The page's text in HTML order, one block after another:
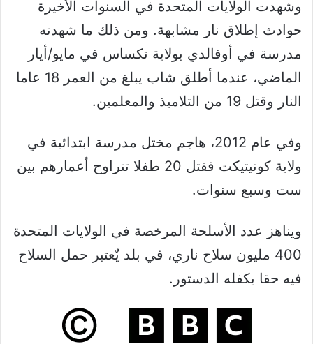
وشهدت الولايات المتحدة في السنوات الأخيرة
حوادث إطلاق نار مشابهة. ومن ذلك ما شهدته
مدرسة في أوفالدي بولاية تكساس في مايو/أيار
الماضي، عندما أطلق شاب يبلغ من العمر 18 عاما
النار وقتل 19 من التلاميذ والمعلمين.
وفي عام 2012، هاجم مختل مدرسة ابتدائية في
ولاية كونيتيكت فقتل 20 طفلا تتراوح أعمارهم بين
ست وسبع سنوات.
ويناهز عدد الأسلحة المرخصة في الولايات المتحدة
400 مليون سلاح ناري، في بلد يٌعتبر حمل السلاح
فيه حقا يكفله الدستور.